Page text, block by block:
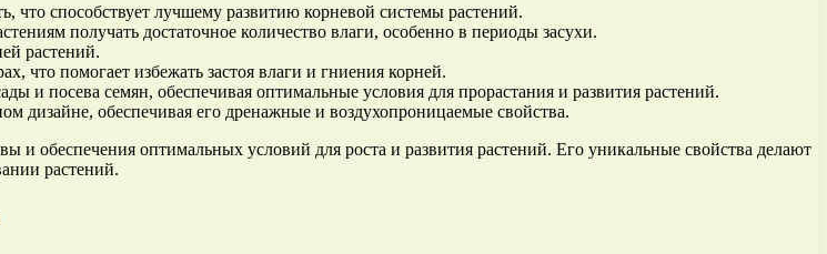
что способствует лучшему развитию корневой системы растений.
получать достаточное количество влаги, особенно в периоды засухи.
растений.
что помогает избежать застоя влаги и гниения корней.
и посева семян, обеспечивая оптимальные условия для прорастания и развития растений.
дизайне, обеспечивая его дренажные и воздухопроницаемые свойства.
обеспечения оптимальных условий для роста и развития растений. Его уникальные свойства делают
растений.